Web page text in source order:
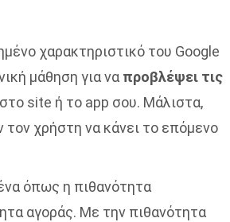
χαρακτηριστικό του Google
μάθηση για να προβλέψει τις
site ή το app σου. Μάλιστα,
τον χρήστη να κάνει το επόμενο
όπως η πιθανότητα
αγοράς. Με την πιθανότητα